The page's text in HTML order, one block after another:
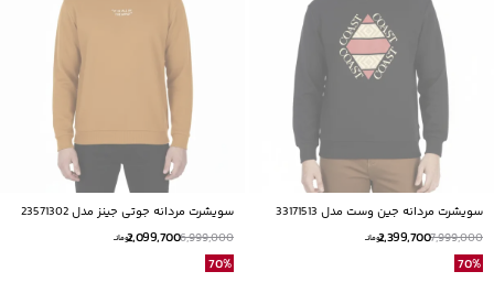
سویشرت مردانه جین وست مدل 33171513
7,999,000
2,399,700تومانــ
70%
سویشرت مردانه جوتی جینز مدل 23571302
6,999,000
2,099,700تومانــ
70%